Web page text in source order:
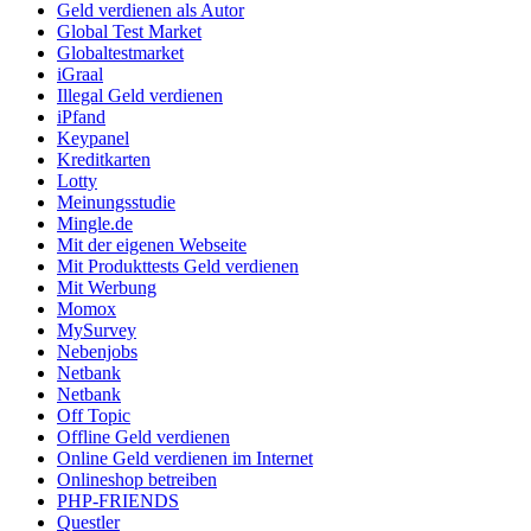
Geld verdienen als Autor
Global Test Market
Globaltestmarket
iGraal
Illegal Geld verdienen
iPfand
Keypanel
Kreditkarten
Lotty
Meinungsstudie
Mingle.de
Mit der eigenen Webseite
Mit Produkttests Geld verdienen
Mit Werbung
Momox
MySurvey
Nebenjobs
Netbank
Netbank
Off Topic
Offline Geld verdienen
Online Geld verdienen im Internet
Onlineshop betreiben
PHP-FRIENDS
Questler